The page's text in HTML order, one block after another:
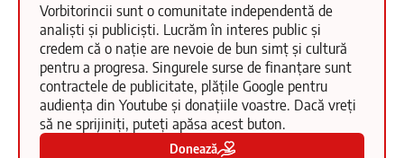
Vorbitorincii sunt o comunitate independentă de
analiști și publiciști. Lucrăm în interes public și
credem că o nație are nevoie de bun simț și cultură
pentru a progresa. Singurele surse de finanțare sunt
contractele de publicitate, plățile Google pentru
audiența din Youtube și donațiile voastre. Dacă vreți
să ne sprijiniți, puteți apăsa acest buton.
Donează